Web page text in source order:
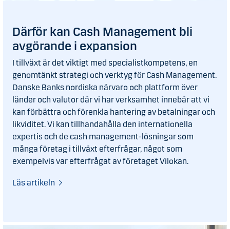
Därför kan Cash Management bli
avgörande i expansion
I tillväxt är det viktigt med specialistkompetens, en
genomtänkt strategi och verktyg för Cash Management.
Danske Banks nordiska närvaro och plattform över
länder och valutor där vi har verksamhet innebär att vi
kan förbättra och förenkla hantering av betalningar och
likviditet. Vi kan tillhandahålla den internationella
expertis och de cash management-lösningar som
många företag i tillväxt efterfrågar, något som
exempelvis var efterfrågat av företaget Vilokan.
Läs artikeln